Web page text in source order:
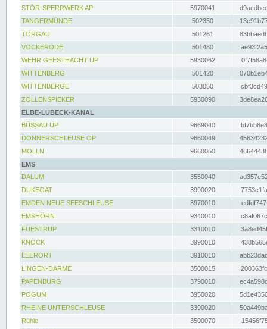
STÖR-SPERRWERK AP 5970041
TANGERMÜNDE
502350
TORGAU
501261
VOCKERODE
501480
WEHR GEESTHACHT UP
5930062
WITTENBERG
501420
WITTENBERGE
503050
ZOLLENSPIEKER
5930090
ELBE-LÜBECK-KANAL
BÜSSAU UP
9669040
DONNERSCHLEUSE OP
9660049
MÖLLN
9660050
EMS
DALUM
3550040
DUKEGAT
3990020
EMDEN NEUE SEESCHLEUSE
3970010
EMSHÖRN
9340010
FUESTRUP
3310010
KNOCK
3990010
LEERORT
3910010
LINGEN-DARME
3500015
PAPENBURG
3790010
POGUM
3950020
RHEINE UNTERSCHLEUSE
3390020
Rühle
3500070